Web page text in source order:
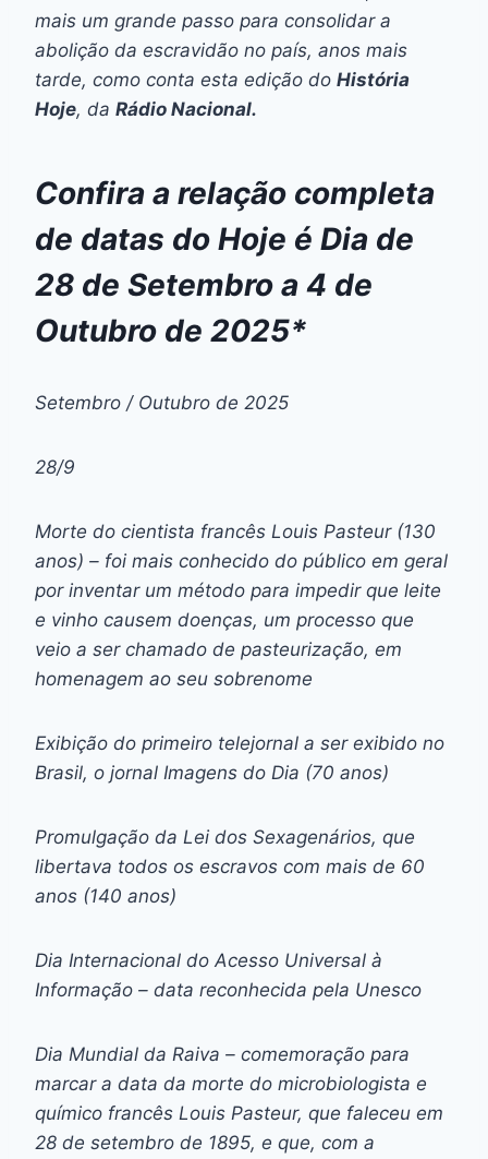
mais um grande passo para consolidar a
abolição da escravidão no país, anos mais
tarde, como conta esta edição do História
Hoje, da Rádio Nacional.
Confira a relação completa
de datas do Hoje é Dia de
28 de Setembro a 4 de
Outubro de 2025*
Setembro / Outubro de 2025
28/9
Morte do cientista francês Louis Pasteur (130
anos) – foi mais conhecido do público em geral
por inventar um método para impedir que leite
e vinho causem doenças, um processo que
veio a ser chamado de pasteurização, em
homenagem ao seu sobrenome
Exibição do primeiro telejornal a ser exibido no
Brasil, o jornal Imagens do Dia (70 anos)
Promulgação da Lei dos Sexagenários, que
libertava todos os escravos com mais de 60
anos (140 anos)
Dia Internacional do Acesso Universal à
Informação – data reconhecida pela Unesco
Dia Mundial da Raiva – comemoração para
marcar a data da morte do microbiologista e
químico francês Louis Pasteur, que faleceu em
28 de setembro de 1895, e que, com a